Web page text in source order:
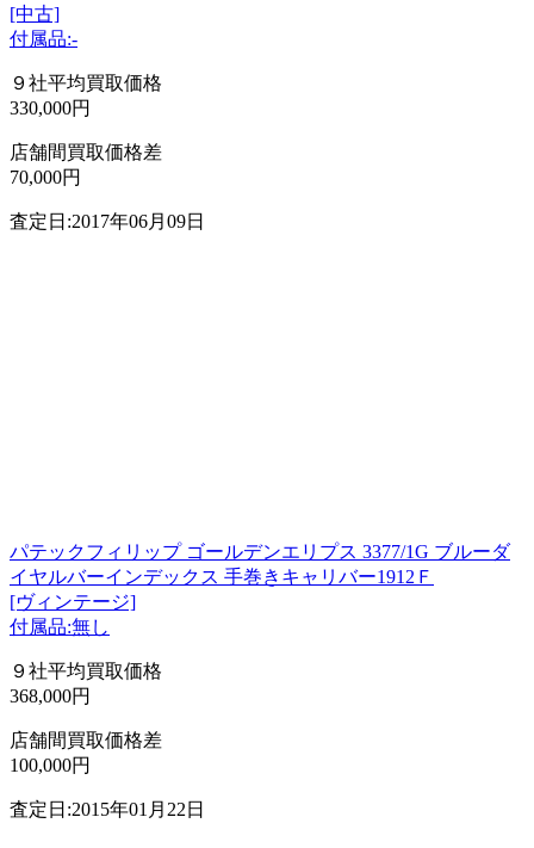
[中古]
付属品:-
９社平均買取価格
330,000円
店舗間買取価格差
70,000円
査定日:2017年06月09日
パテックフィリップ ゴールデンエリプス 3377/1G ブルーダ
イヤルバーインデックス 手巻きキャリバー1912Ｆ
[ヴィンテージ]
付属品:無し
９社平均買取価格
368,000円
店舗間買取価格差
100,000円
査定日:2015年01月22日